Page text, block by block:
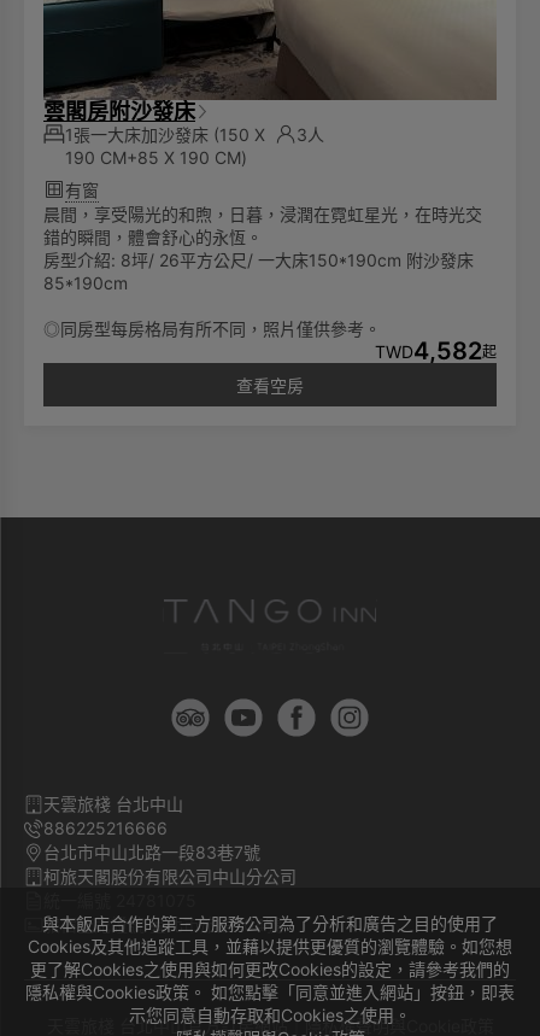
雲閣房附沙發床
1張一大床加沙發床 (150 X
190 CM+85 X 190 CM)
3人
有窗
晨間，享受陽光的和煦，日暮，浸潤在霓虹星光，在時光交
錯的瞬間，體會舒心的永恆。
房型介紹: 8坪/ 26平方公尺/ 一大床150*190cm 附沙發床
85*190cm
◎同房型每房格局有所不同，照片僅供參考。
TWD4,582起
查看空房
與本飯店合作的第三方服務公司為了分析和廣告之目的使用了
Cookies及其他追蹤工具，並藉以提供更優質的瀏覽體驗。如您想
更了解Cookies之使用與如何更改Cookies的設定，請參考我們的
隱私權與Cookies政策。 如您點擊「同意並進入網站」按鈕，即表
示您同意自動存取和Cookies之使用。
天雲旅棧 台北中山
886225216666
台北市中山北路一段83巷7號
柯旅天閣股份有限公司中山分公司
旅宿登記證號 臺北市旅館704號
天雲旅棧 台北中山官方訂房網站｜隱私權聲明與Cookie政策